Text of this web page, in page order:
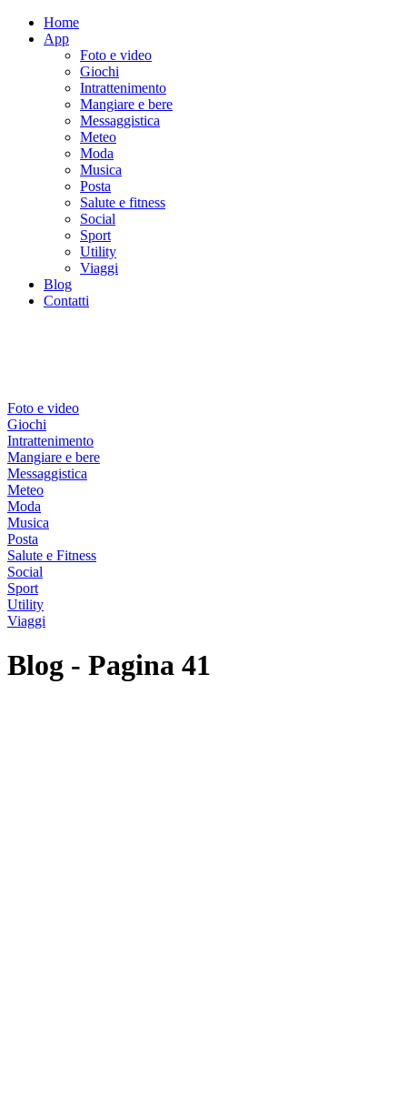
Home
App
Foto e video
Giochi
Intrattenimento
Mangiare e bere
Messaggistica
Meteo
Moda
Musica
Posta
Salute e fitness
Social
Sport
Utility
Viaggi
Blog
Contatti
Foto e video
Giochi
Intrattenimento
Mangiare e bere
Messaggistica
Meteo
Moda
Musica
Posta
Salute e Fitness
Social
Sport
Utility
Viaggi
Blog - Pagina 41